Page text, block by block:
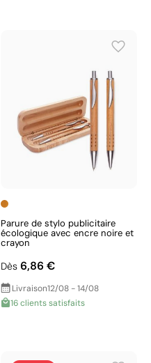
Parure de stylo publicitaire
écologique avec encre noire et
crayon
Dès 6,86 €
Livraison12/08 - 14/08
16 clients satisfaits